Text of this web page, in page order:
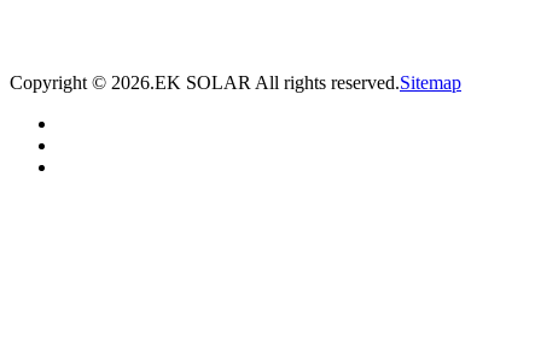
Copyright © 2026.EK SOLAR All rights reserved.Sitemap